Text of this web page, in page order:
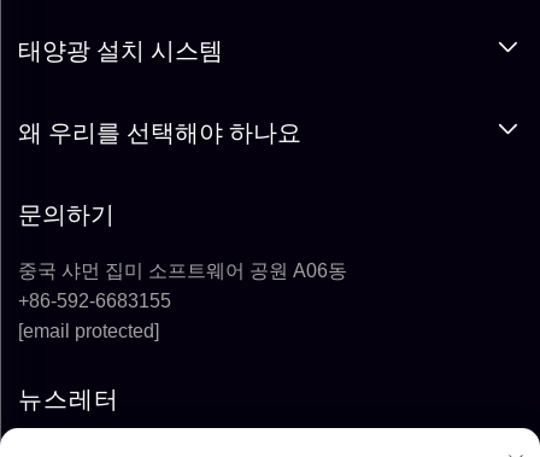
태양광 설치 시스템
왜 우리를 선택해야 하나요
문의하기
중국 샤먼 집미 소프트웨어 공원 A06동
+86-592-6683155
[email protected]
뉴스레터